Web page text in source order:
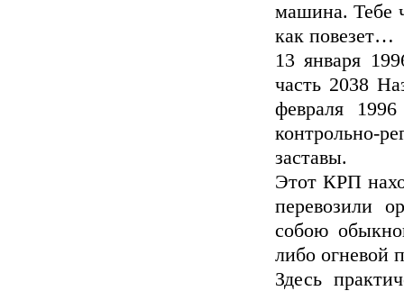
машина. Тебе
как повезет…
13 января
часть 2038
февраля
контрольно-
заставы.
Этот КРП
перевозили
собою
либо огневой
Здесь